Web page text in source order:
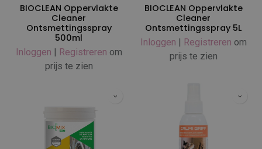
BIOCLEAN Oppervlakte
Cleaner
Ontsmettingsspray
500ml
Inloggen | Registreren om
prijs te zien
BIOCLEAN Oppervlakte
Cleaner
Ontsmettingsspray 5L
Inloggen | Registreren om
prijs te zien